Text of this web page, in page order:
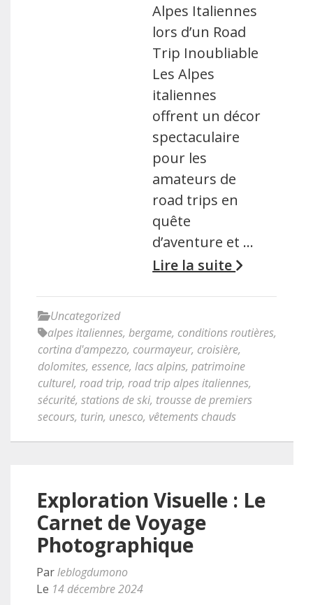
Alpes Italiennes
lors d’un Road
Trip Inoubliable
Les Alpes
italiennes
offrent un décor
spectaculaire
pour les
amateurs de
road trips en
quête
d’aventure et …
Lire la suite
Uncategorized
alpes italiennes, bergame, conditions routières,
cortina d'ampezzo, courmayeur, croisière,
dolomites, essence, lacs alpins, patrimoine
culturel, road trip, road trip alpes italiennes,
sécurité, stations de ski, trousse de premiers
secours, turin, unesco, vêtements chauds
Exploration Visuelle : Le
Carnet de Voyage
Photographique
Parleblogdumono
Le 14 décembre 2024